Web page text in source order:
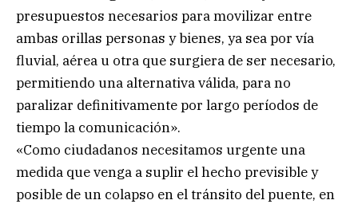
presupuestos necesarios para movilizar entre
ambas orillas personas y bienes, ya sea por vía
fluvial, aérea u otra que surgiera de ser necesario,
permitiendo una alternativa válida, para no
paralizar definitivamente por largo períodos de
tiempo la comunicación».
«Como ciudadanos necesitamos urgente una
medida que venga a suplir el hecho previsible y
posible de un colapso en el tránsito del puente, en